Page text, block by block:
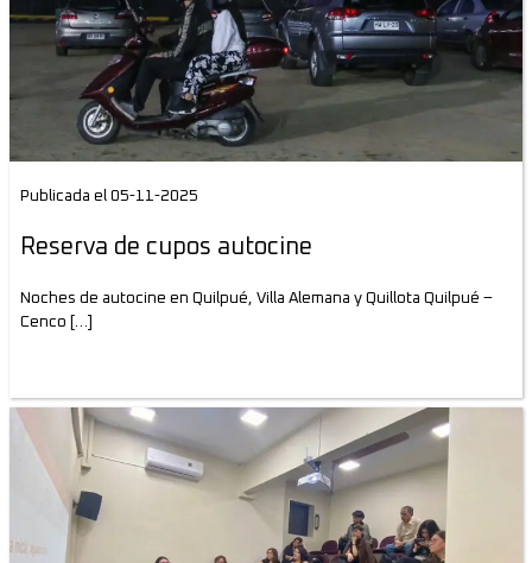
Publicada el 05-11-2025
Reserva de cupos autocine
Noches de autocine en Quilpué, Villa Alemana y Quillota Quilpué –
Cenco […]